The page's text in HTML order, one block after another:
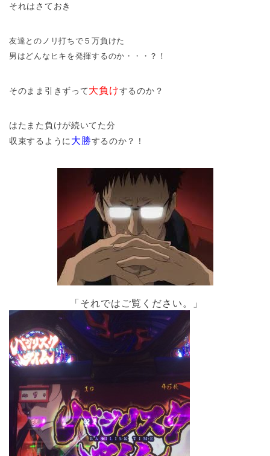
それはさておき
友達とのノリ打ちで５万負けた
男はどんなヒキを発揮するのか・・・？！
そのまま引きずって大負けするのか？
はたまた負けが続いてた分
収束するように 大勝するのか？！
「それではご覧ください。」